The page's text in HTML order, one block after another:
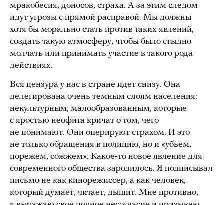
мракобесия, доносов, страха. А за этим следом
идут угрозы с прямой расправой. Мы должны
хотя бы морально стать против таких явлений,
создать такую атмосферу, чтобы было стыдно
молчать или принимать участие в такого рода
действиях.
Вся цензура у нас в стране идет снизу. Она
делегирована очень темным слоям населения:
некультурным, малообразованным, которые
с яростью неофита кричат о том, чего
не понимают. Они оперируют страхом. И это
не только обращения в полицию, но и «убьем,
порежем, сожжем». Какое-то новое явление для
современного общества зародилось. Я подписывал
письмо не как кинорежиссер, а как человек,
который думает, читает, дышит. Мне противно,